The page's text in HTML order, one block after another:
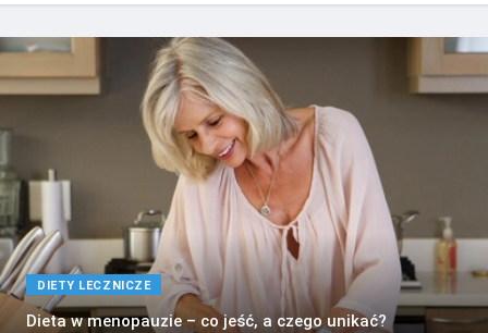
DIETY LECZNICZE
Dieta w menopauzie – co jeść, a czego unikać?